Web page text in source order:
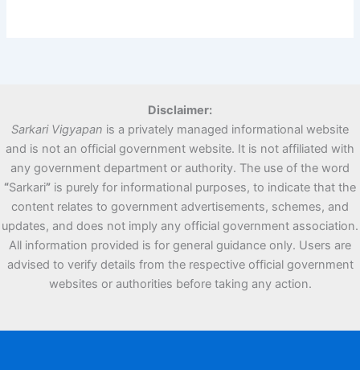
Disclaimer:
Sarkari Vigyapan is a privately managed informational website
and is not an official government website. It is not affiliated with
any government department or authority. The use of the word
“Sarkari” is purely for informational purposes, to indicate that the
content relates to government advertisements, schemes, and
updates, and does not imply any official government association.
All information provided is for general guidance only. Users are
advised to verify details from the respective official government
websites or authorities before taking any action.